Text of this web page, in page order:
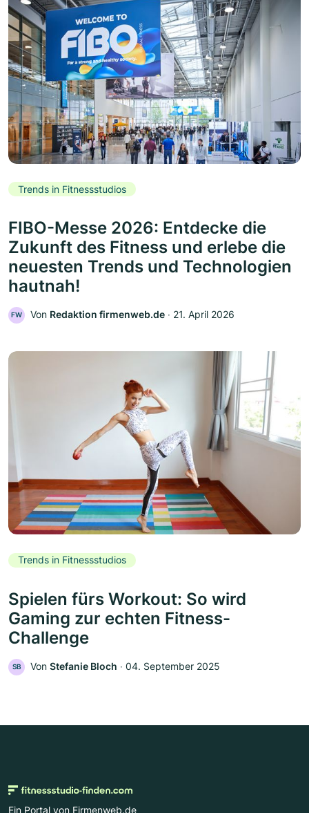
Trends in Fitnessstudios
FIBO-Messe 2026: Entdecke die
Zukunft des Fitness und erlebe die
neuesten Trends und Technologien
hautnah!
FW Von Redaktion firmenweb.de ‧ 21. April 2026
Trends in Fitnessstudios
Spielen fürs Workout: So wird
Gaming zur echten Fitness-
Challenge
SB Von Stefanie Bloch ‧ 04. September 2025
Ein Portal von Firmenweb.de